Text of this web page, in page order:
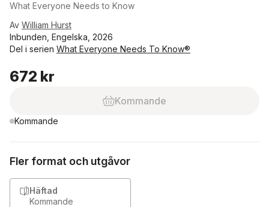
What Everyone Needs to Know
Av William Hurst
Inbunden, Engelska, 2026
Del i serien What Everyone Needs To Know®
672 kr
Kommande
Kommande
Fler format och utgåvor
Häftad
Kommande